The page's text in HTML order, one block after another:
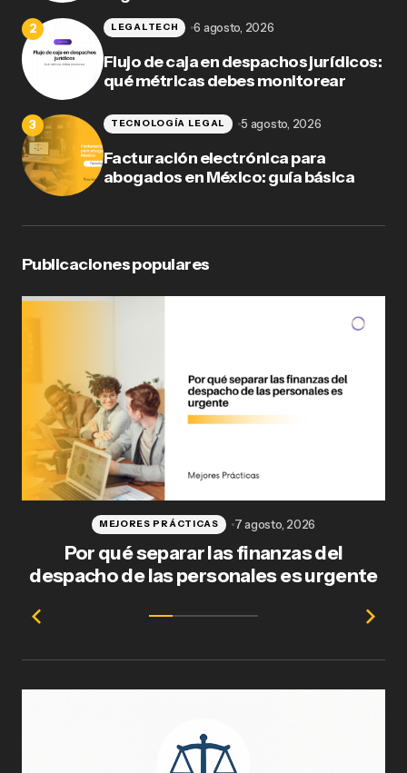
Flujo de caja en despachos jurídicos:
qué métricas debes monitorear
LEGALTECH 6 agosto, 2026
Facturación electrónica para
abogados en México: guía básica
TECNOLOGÍA LEGAL 5 agosto, 2026
Publicaciones populares
Por qué separar las finanzas del
despacho de las personales es urgente
MEJORES PRÁCTICAS 7 agosto, 2026